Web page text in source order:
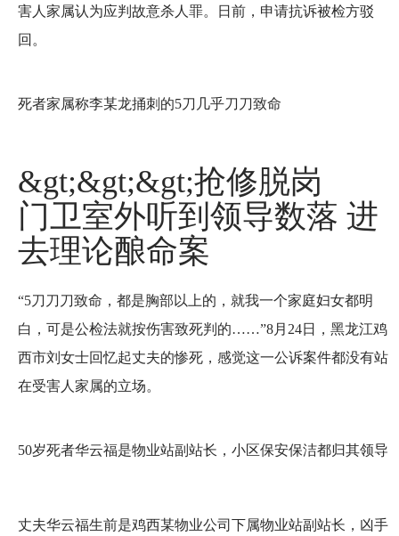
害人家属认为应判故意杀人罪。日前，申请抗诉被检方驳
回。
死者家属称李某龙捅刺的5刀几乎刀刀致命
&gt;&gt;&gt;抢修脱岗
门卫室外听到领导数落 进
去理论酿命案
“5刀刀刀致命，都是胸部以上的，就我一个家庭妇女都明
白，可是公检法就按伤害致死判的……”8月24日，黑龙江鸡
西市刘女士回忆起丈夫的惨死，感觉这一公诉案件都没有站
在受害人家属的立场。
50岁死者华云福是物业站副站长，小区保安保洁都归其领导
丈夫华云福生前是鸡西某物业公司下属物业站副站长，凶手